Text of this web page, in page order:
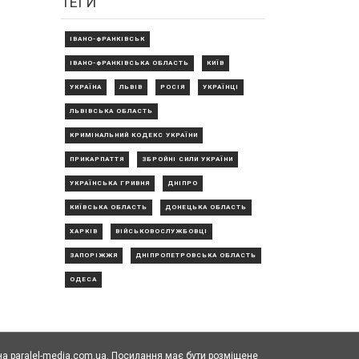
ІВАНО-ФРАНКІВСЬК
ІВАНО-ФРАНКІВСЬКА ОБЛАСТЬ КИЇВ
УКРАЇНА ЛЬВІВ РОСІЯ УКРАЇНЦІ
ЛЬВІВСЬКА ОБЛАСТЬ
КРИМІНАЛЬНИЙ КОДЕКС УКРАЇНИ
ПРИКАРПАТТЯ ЗБРОЙНІ СИЛИ УКРАЇНИ
УКРАЇНСЬКА ГРИВНЯ ДНІПРО
КИЇВСЬКА ОБЛАСТЬ ДОНЕЦЬКА ОБЛАСТЬ
ХАРКІВ ВІЙСЬКОВОСЛУЖБОВЦІ
ЗАПОРІЖЖЯ ДНІПРОПЕТРОВСЬКА ОБЛАСТЬ
ОДЕСА
paralel-media.com.ua. Посилання має бути розміщене